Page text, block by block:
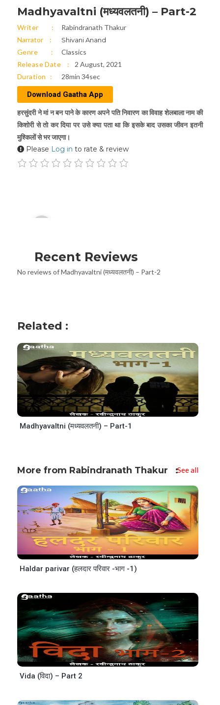
Madhyavaltni (मध्यवलतनी) – Part-2
Writer
Rabindranath Thakur
Narrator
Shivani Anand
Genre
Classics
Release Date
2 August, 2021
Duration
28min 34sec
Download Gaatha App
हरसुंदरी ने मां न बन पाने के कारण अपने पति निवारण का विवाह शेलबाला नाम की
किशोरी से तो कर दिया पर उसे क्या पता था कि इसके बाद उसका जीवन इतनी
मुश्किलों से भर जाएगा।
Please Log in to rate & review
Player
Recent Reviews
No reviews of Madhyavaltni (मध्यवलतनी) – Part-2
Related :
Madhyavaltni (मध्यवलतनी) – Part-1
More from Rabindranath Thakur See all
Haldar parivar (हलदार परिवार -भाग -1)
Vida (विदा) – Part 2